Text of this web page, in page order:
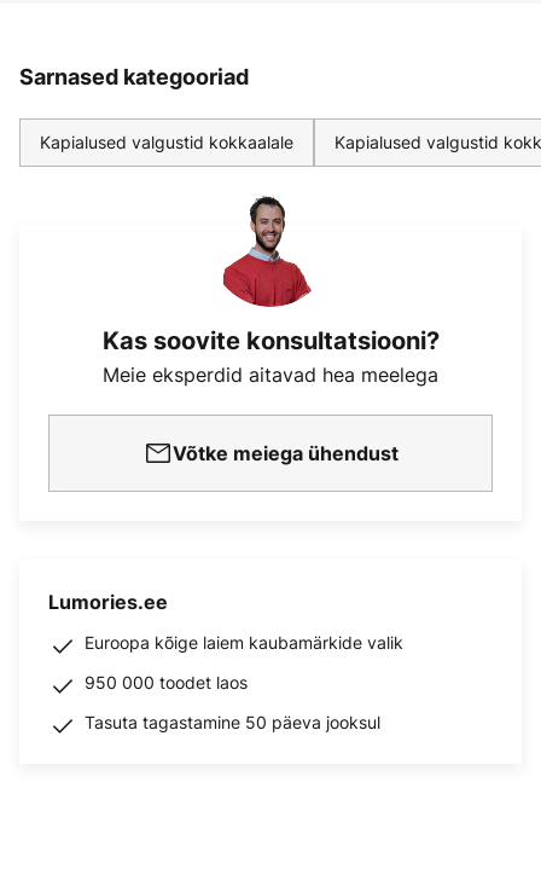
Sarnased kategooriad
Kapialused valgustid kokkaalale Kapialused valgustid
Kas soovite konsultatsiooni?
Meie eksperdid aitavad hea meelega
Võtke meiega ühendust
Lumories.ee
Euroopa kõige laiem kaubamärkide valik
950 000 toodet laos
Tasuta tagastamine 50 päeva jooksul